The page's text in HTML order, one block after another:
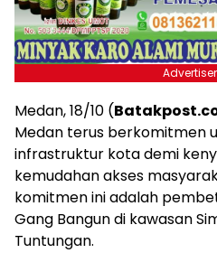
Medan, 18/10 (
Medan terus berkomitmen
infrastruktur kota demi
kemudahan akses
komitmen ini adalah
Gang Bangun di kawasan
Tuntungan.